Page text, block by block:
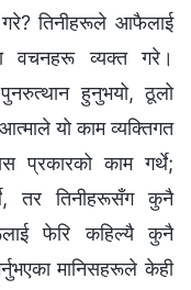
तिनीहरूले आफैलाई
वचनहरू व्यक्त गरे।
हुनुभयो, ठूलो
यो काम व्यक्तिगत
प्रकारको काम गर्थे;
तर तिनीहरूसँग कुनै
फेरि कहिल्यै कुनै
मानिसहरूले केही